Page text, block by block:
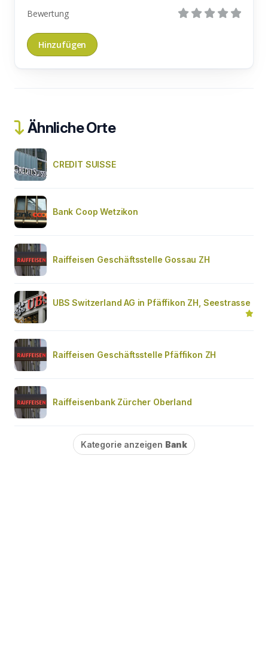
Bewertung
Ähnliche Orte
CREDIT SUISSE
Bank Coop Wetzikon
Raiffeisen Geschäftsstelle Gossau ZH
UBS Switzerland AG in Pfäffikon ZH, Seestrasse
Raiffeisen Geschäftsstelle Pfäffikon ZH
Raiffeisenbank Zürcher Oberland
Kategorie anzeigen Bank